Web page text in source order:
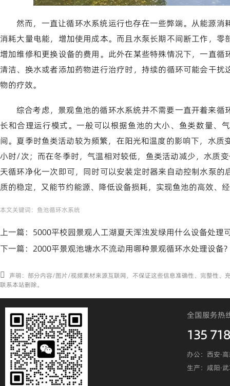
然而，一直让循环水系统运行也存在一些弊端。从能源
消耗大量电能，增加使用成本。而且水泵长期不间断工作，
增加维修和更换设备的费用。此外在某些特殊情况下，一直
清洁、换水或者添加药物进行治疗时，持续的循环可能会干
物的疗效。
综合考虑，景观鱼池的循环水系统并不需要一直开着来
长和合理运行模式。一般可以根据鱼池的大小、鱼类数量、
间。夏季时鱼类活动较为频繁，在阳光和温度的影响下，水
小时/次；而在冬季时，气温相对较低，鱼类活动减少，水质
天循环净化一次即可，同时可以安装定时器来自动控制水泵
质的稳定，又能节约能源、降低设备损耗，实现鱼池的高效、
本文关键词： 鱼池循环水系统
上一篇： 5000平校园景观人工湖夏天浑浊发绿用什么设备处理
下一篇： 2000平景观池塘水不流动用哪种景观循环水处理设备?
声明：部分内容/图片/视频素材来源互联网，不保证这些信息准确性、完整性、
联系本站删除。
全国服务热
135
办公：西安·
生产：咸阳·